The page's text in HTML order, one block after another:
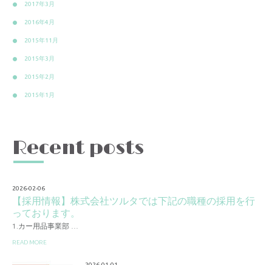
2017年3月
2016年4月
2015年11月
2015年3月
2015年2月
2015年1月
Recent posts
2026-02-06
【採用情報】株式会社ツルタでは下記の職種の採用を行
っております。
1.カー用品事業部 …
READ MORE